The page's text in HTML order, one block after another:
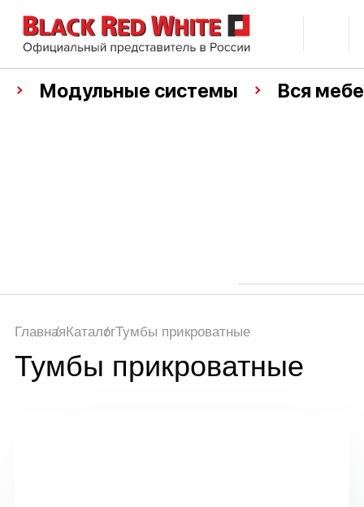
Модульные системы Вся
ГлавнаяКаталогТумбы прикроватные
Тумбы прикроватные